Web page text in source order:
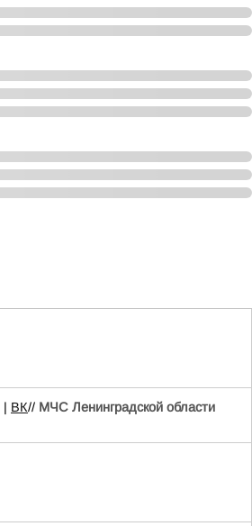
| ВК// МЧС Ленинградской области